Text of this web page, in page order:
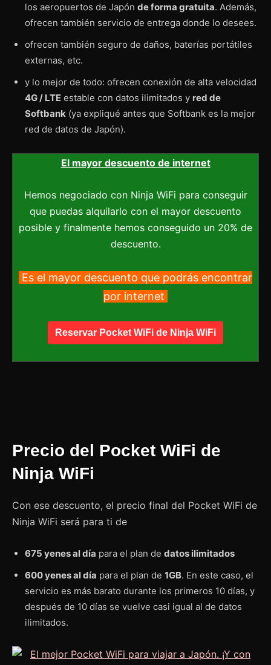
los aeropuertos de Japón de forma gratuita. Además,
ofrecen también servicio de entrega donde lo desees.
ofrecen también seguro de daños, baterías portátiles
externas, etc.
y lo mejor de todo: ofrecen conexión de alta velocidad
4G / LTE estable con datos ilimitados y red de
Softbank (ya expliqué antes que Softbank es la mejor
red de datos de Japón).
El mayor descuento de internet
Hemos negociado con Ninja WiFi para conseguir
que puedas alquilarlo con el mayor descuento
posible y finalmente hemos conseguido un 20% de
descuento.
Es el mayor descuento que podrás encontrar
por internet
Reservar Pocket WiFi de Ninja WiFi
Precio del Pocket WiFi de
Ninja WiFi
Con ese descuento, el precio final del Pocket WiFi de
Ninja WiFi será para ti de
675 yenes al día para el plan de datos ilimitados
600 yenes al día para el plan de 1GB. En este caso, el
servicio es más barato durante los primeros 10 días, y
después de 10 días se vuelve casi igual al de datos
ilimitados.